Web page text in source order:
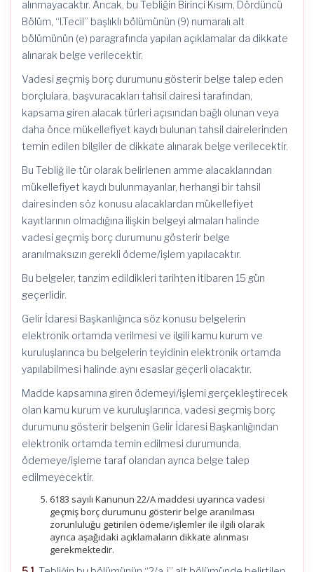
alınmayacaktır. Ancak, bu Tebliğin Birinci Kısım, Dördüncü
Bölüm, “I.Tecil” başlıklı bölümünün (9) numaralı alt
bölümünün (e) paragrafında yapılan açıklamalar da dikkate
alınarak belge verilecektir.
Vadesi geçmiş borç durumunu gösterir belge talep eden
borçlulara, başvuracakları tahsil dairesi tarafından,
kapsama giren alacak türleri açısından bağlı olunan veya
daha önce mükellefiyet kaydı bulunan tahsil dairelerinden
temin edilen bilgiler de dikkate alınarak belge verilecektir.
Bu Tebliğ ile tür olarak belirlenen amme alacaklarından
mükellefiyet kaydı bulunmayanlar, herhangi bir tahsil
dairesinden söz konusu alacaklardan mükellefiyet
kayıtlarının olmadığına ilişkin belgeyi almaları halinde
vadesi geçmiş borç durumunu gösterir belge
aranılmaksızın gerekli ödeme/işlem yapılacaktır.
Bu belgeler, tanzim edildikleri tarihten itibaren 15 gün
geçerlidir.
Gelir İdaresi Başkanlığınca söz konusu belgelerin
elektronik ortamda verilmesi ve ilgili kamu kurum ve
kuruluşlarınca bu belgelerin teyidinin elektronik ortamda
yapılabilmesi halinde aynı esaslar geçerli olacaktır.
Madde kapsamına giren ödemeyi/işlemi gerçekleştirecek
olan kamu kurum ve kuruluşlarınca, vadesi geçmiş borç
durumunu gösterir belgenin Gelir İdaresi Başkanlığından
elektronik ortamda temin edilmesi durumunda,
ödemeye/işleme taraf olandan ayrıca belge talep
edilmeyecektir.
6183 sayılı Kanunun 22/A maddesi uyarınca vadesi
geçmiş borç durumunu gösterir belge aranılması
zorunluluğu getirilen ödeme/işlemler ile ilgili olarak
ayrıca aşağıdaki açıklamaların dikkate alınması
gerekmektedir.